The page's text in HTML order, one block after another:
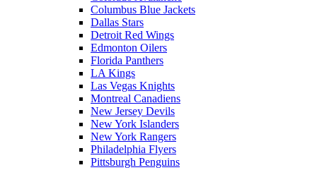
Columbus Blue Jackets
Dallas Stars
Detroit Red Wings
Edmonton Oilers
Florida Panthers
LA Kings
Las Vegas Knights
Montreal Canadiens
New Jersey Devils
New York Islanders
New York Rangers
Philadelphia Flyers
Pittsburgh Penguins